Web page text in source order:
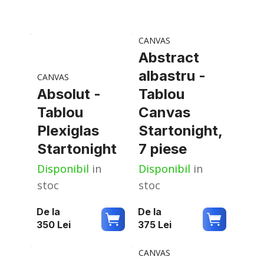
CANVAS
Absolut -
Tablou
Plexiglas
Startonight
Disponibil in
stoc
De la
350 Lei
CANVAS
Abstract
albastru -
Tablou
Canvas
Startonight,
7 piese
Disponibil in
stoc
De la
375 Lei
CANVAS